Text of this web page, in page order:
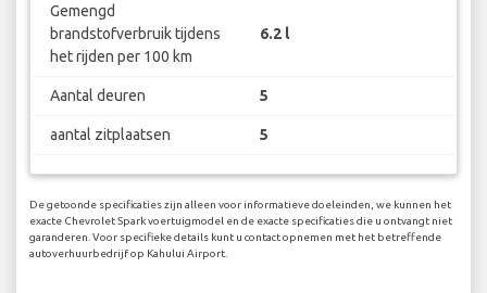
Gemengd
brandstofverbruik tijdens
het rijden per 100 km
6.2 l
Aantal deuren 5
aantal zitplaatsen 5
De getoonde specificaties zijn alleen voor informatieve doeleinden, we kunnen het
exacte Chevrolet Spark voertuigmodel en de exacte specificaties die u ontvangt niet
garanderen. Voor specifieke details kunt u contact opnemen met het betreffende
autoverhuurbedrijf op Kahului Airport.